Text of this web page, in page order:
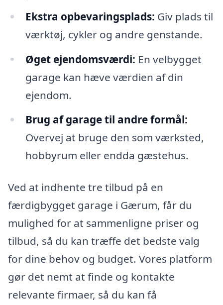
Ekstra opbevaringsplads: Giv plads til
værktøj, cykler og andre genstande.
Øget ejendomsværdi: En velbygget
garage kan hæve værdien af din
ejendom.
Brug af garage til andre formål:
Overvej at bruge den som værksted,
hobbyrum eller endda gæstehus.
Ved at indhente tre tilbud på en
færdigbygget garage i Gærum, får du
mulighed for at sammenligne priser og
tilbud, så du kan træffe det bedste valg
for dine behov og budget. Vores platform
gør det nemt at finde og kontakte
relevante firmaer, så du kan få